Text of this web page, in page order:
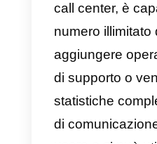
e pronto a
Tuttavia, in
della
scelgono